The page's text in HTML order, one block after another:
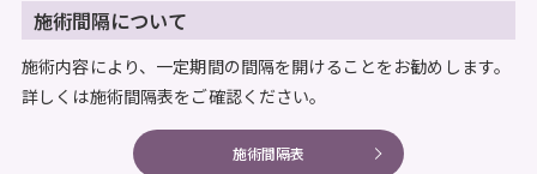
施術間隔について
施術内容により、一定期間の間隔を開けることをお勧めします。
詳しくは施術間隔表をご確認ください。
施術間隔表